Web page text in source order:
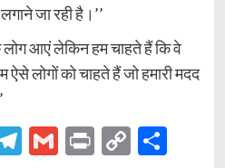
जा रही है।’’
लोग आएं लेकिन हम चाहते हैं कि वे
लोगों को चाहते हैं जो हमारी मदद
Telegram
Gmail
Print
Copy